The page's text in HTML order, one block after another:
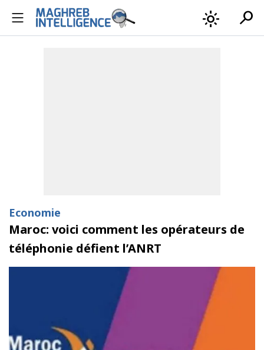
light_mode search
Economie
Maroc: voici comment les opérateurs de
téléphonie défient l’ANRT